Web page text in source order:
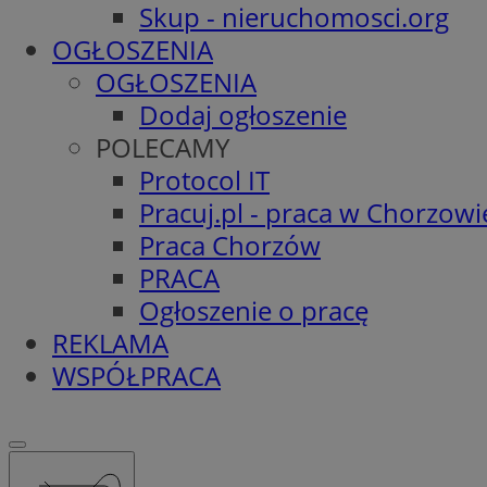
Skup - nieruchomosci.org
OGŁOSZENIA
OGŁOSZENIA
Dodaj ogłoszenie
POLECAMY
Protocol IT
Pracuj.pl - praca w
Praca Chorzów
PRACA
Ogłoszenie o pracę
REKLAMA
WSPÓŁPRACA